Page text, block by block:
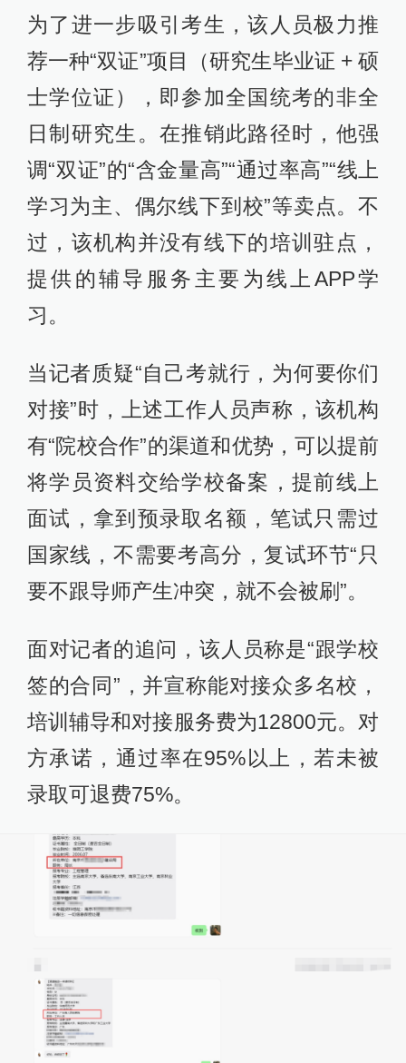
为了进一步吸引考生，该人员极力推
荐一种“双证”项目（研究生毕业证 + 硕
士学位证），即参加全国统考的非全
日制研究生。在推销此路径时，他强
调“双证”的“含金量高”“通过率高”“线上
学习为主、偶尔线下到校”等卖点。不
过，该机构并没有线下的培训驻点，
提供的辅导服务主要为线上APP学
习。
当记者质疑“自己考就行，为何要你们
对接”时，上述工作人员声称，该机构
有“院校合作”的渠道和优势，可以提前
将学员资料交给学校备案，提前线上
面试，拿到预录取名额，笔试只需过
国家线，不需要考高分，复试环节“只
要不跟导师产生冲突，就不会被刷”。
面对记者的追问，该人员称是“跟学校
签的合同”，并宣称能对接众多名校，
培训辅导和对接服务费为12800元。对
方承诺，通过率在95%以上，若未被
录取可退费75%。